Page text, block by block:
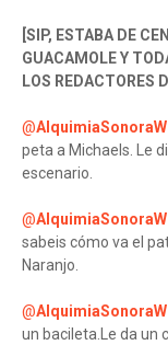
[SIP, ESTABA DE
GUACAMOLE Y
LOS REDACTORES
@AlquimiaSonoraW
peta a Michaels. Le
escenario.
@AlquimiaSonoraW
sabeis cómo va el
Naranjo.
@AlquimiaSonoraW
un bacileta.Le da un